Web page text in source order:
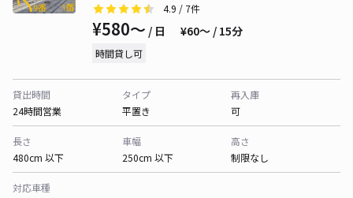
4.9 / 7件
¥580〜 / 日 ¥60〜 / 15分
時間貸し可
貸出時間
24時間営業
タイプ
平置き
再入庫
可
長さ
480cm 以下
車幅
250cm 以下
高さ
制限なし
対応車種